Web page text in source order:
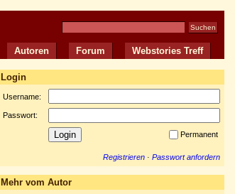
Autoren Forum Webstories Treff
Login
Username:
Passwort:
Permanent
Registrieren · Passwort anfordern
Mehr vom Autor